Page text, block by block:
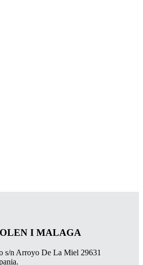
I MALAGA
s/n Arroyo De La Miel 29631